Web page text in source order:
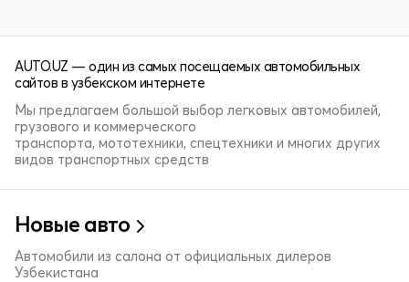
AUTO.UZ — один из самых посещаемых автомобильных
сайтов в узбекском интернете
Мы предлагаем большой выбор легковых автомобилей,
грузового и коммерческого
транспорта, мототехники, спецтехники и многих других
видов транспортных средств
Новые авто
Автомобили из салона от официальных дилеров
Узбекистана